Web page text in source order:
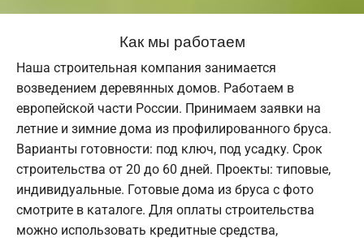
Как мы работаем
Наша строительная компания занимается
возведением деревянных домов. Работаем в
европейской части России. Принимаем заявки на
летние и зимние дома из профилированного бруса.
Варианты готовности: под ключ, под усадку. Срок
строительства от 20 до 60 дней. Проекты: типовые,
индивидуальные. Готовые дома из бруса с фото
смотрите в каталоге. Для оплаты строительства
можно использовать кредитные средства,